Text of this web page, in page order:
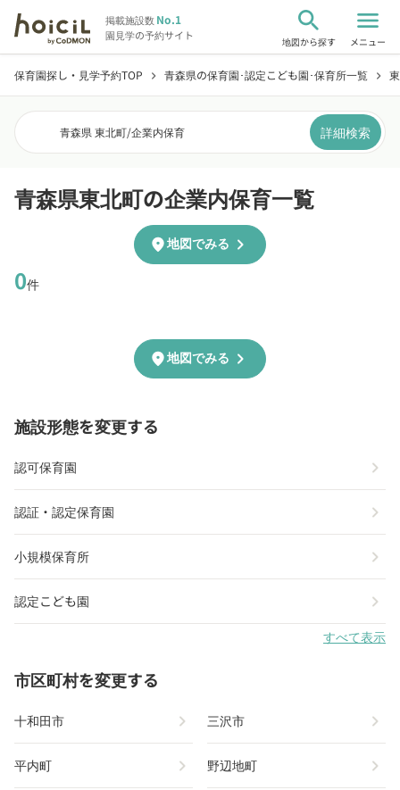
掲載施設数No.1
園見学の予約サイト
search
地図から探す
menu
メニュー
保育園探し・見学予約TOP chevron_right 青森県の保育園･認定こども園･保育所一覧 chevron_right
青森県 東北町/企業内保育 詳細検索
青森県東北町の企業内保育一覧
0件
location_on地図でみる chevron_right
location_on地図でみる chevron_right
施設形態を変更する
認可保育園 chevron_right
認証・認定保育園 chevron_right
小規模保育所 chevron_right
認定こども園 chevron_right
すべて表示
市区町村を変更する
十和田市 chevron_right 三沢市 chevron_right
平内町 chevron_right 野辺地町 chevron_right